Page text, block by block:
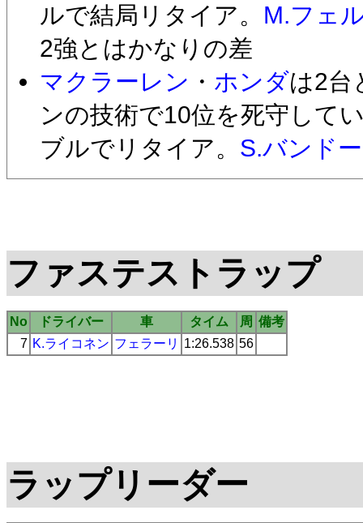
ルで結局リタイア。 M.フェ
2強とはかなりの差
マクラーレン ・ ホンダは2台
ンの技術で10位を死守して
ブルでリタイア。 S.バンド
ファステストラップ
No ドライバー 車 タイム 周 備考
7 K.ライコネン フェラーリ 1:26.538 56
ラップリーダー